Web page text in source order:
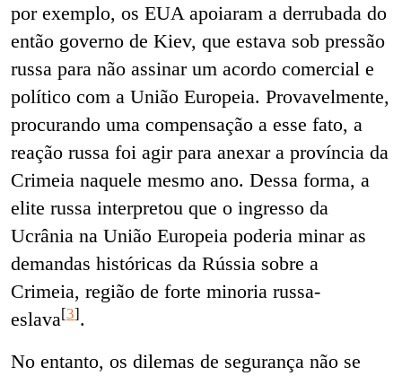
por exemplo, os EUA apoiaram a derrubada do
então governo de Kiev, que estava sob pressão
russa para não assinar um acordo comercial e
político com a União Europeia. Provavelmente,
procurando uma compensação a esse fato, a
reação russa foi agir para anexar a província da
Crimeia naquele mesmo ano. Dessa forma, a
elite russa interpretou que o ingresso da
Ucrânia na União Europeia poderia minar as
demandas históricas da Rússia sobre a
Crimeia, região de forte minoria russa-
eslava[3].
No entanto, os dilemas de segurança não se